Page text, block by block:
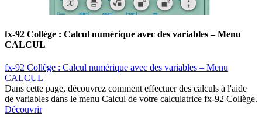
fx-92 Collège : Calcul numérique avec des variables – Menu
CALCUL
fx-92 Collège : Calcul numérique avec des variables – Menu
CALCUL
Dans cette page, découvrez comment effectuer des calculs à l'aide
de variables dans le menu Calcul de votre calculatrice fx-92 Collège.
Découvrir